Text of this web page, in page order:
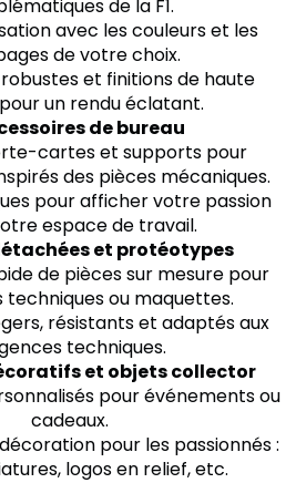
de la F1.
avec les couleurs et les
de votre choix.
et finitions de haute
un rendu éclatant.
de bureau
cartes et supports pour
des pièces mécaniques.
pour afficher votre passion
espace de travail.
et protéotypes
de pièces sur mesure pour
techniques ou maquettes.
résistants et adaptés aux
techniques.
et objets collector
pour événements ou
cadeaux.
pour les passionnés :
logos en relief, etc.